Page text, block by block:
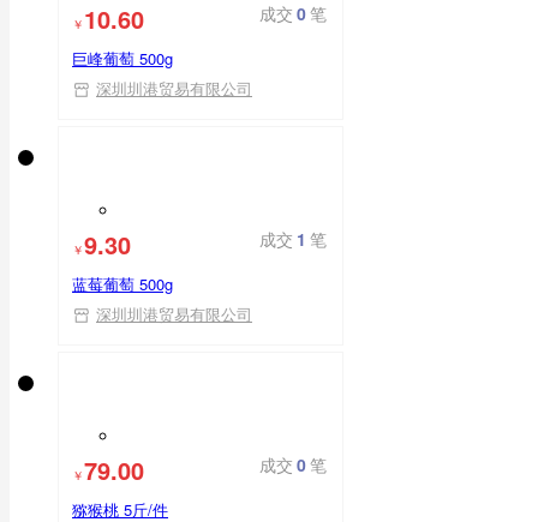
￥ 10.60 成交 0笔
巨峰葡萄 500g
深圳圳港贸易有限公司
￥9.30 成交 1 笔
蓝莓葡萄 500g
深圳圳港贸易有限公司
￥79.00 成交 0笔
猕猴桃 5斤/件